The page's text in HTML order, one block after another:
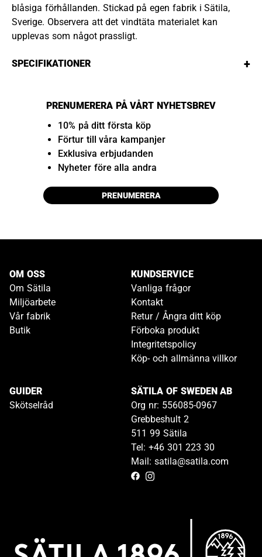
blåsiga förhållanden. Stickad på egen fabrik i Sätila,
Sverige. Observera att det vindtäta materialet kan
upplevas som något prassligt.
SPECIFIKATIONER +
PRENUMERERA PÅ VÅRT NYHETSBREV
10% på ditt första köp
Förtur till våra kampanjer
Exklusiva erbjudanden
Nyheter före alla andra
PRENUMERERA
OM OSS
Om Sätila
Miljöarbete
Vår fabrik
Butik
KUNDSERVICE
Vanliga frågor
Kontakt
Retur / Ångra ditt köp
Förboka produkt
Integritetspolicy
Köp- och allmänna villkor
GUIDER
Skötselråd
SÄTILA OF SWEDEN AB
Org nr: 556085-0967
Grebbeshult 2
511 99 Sätila
Tel: +46 301 223 30
Mail: satila@satila.com